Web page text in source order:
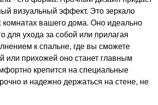
визуальный эффект. Это зеркало
комнатах вашего дома. Оно идеально
для ухода за собой или прилагая
к спальне, где вы сможете
или прихожей оно станет главным
крепится на специальные
и надежно держаться на стене, не